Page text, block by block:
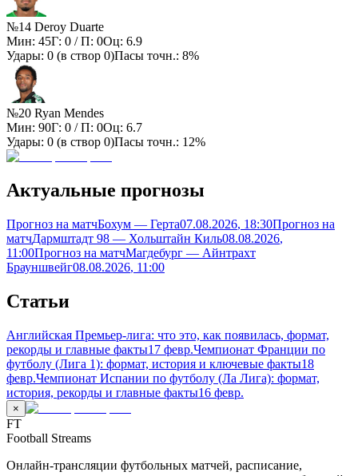
№14 Deroy Duarte
Мин: 45Г: 0 / П: 0Оц: 6.9
Удары: 0 (в створ 0)Пасы точн.: 8%
№20 Ryan Mendes
Мин: 90Г: 0 / П: 0Оц: 6.7
Удары: 0 (в створ 0)Пасы точн.: 12%
Актуальные прогнозы
Прогноз на матчБохум — Герта07.08.2026, 18:30Прогноз на
матчДармштадт 98 — Хольштайн Киль08.08.2026,
11:00Прогноз на матчМагдебург — Айнтрахт
Брауншвейг08.08.2026, 11:00
Статьи
Английская Премьер-лига: что это, как появилась, формат,
рекорды и главные факты17 февр.Чемпионат Франции по
футболу (Лига 1): формат, история и ключевые факты18
февр.Чемпионат Испании по футболу (Ла Лига): формат,
история, рекорды и главные факты16 февр.
×
FT
Football Streams
Онлайн-трансляции футбольных матчей, расписание,